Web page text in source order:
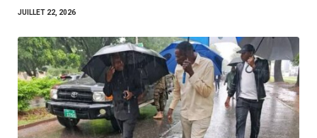
JUILLET 22, 2026